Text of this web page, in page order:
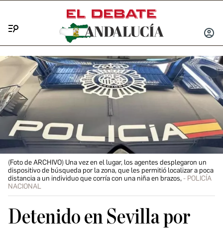
INICIAR
(Foto de ARCHIVO) Una vez en el lugar, los agentes desplegaron un
dispositivo de búsqueda por la zona, que les permitió localizar a poca
distancia a un individuo que corría con una niña en brazos,
POLICÍA
NACIONAL
Detenido en Sevilla por